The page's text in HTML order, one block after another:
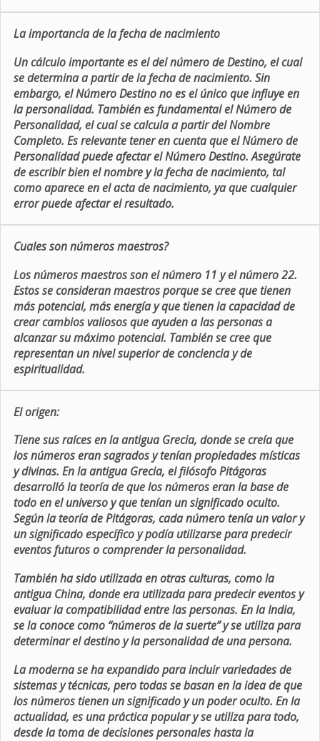
La importancia de la fecha de nacimiento
Un cálculo importante es el del número de Destino, el cual
se determina a partir de la fecha de nacimiento. Sin
embargo, el Número Destino no es el único que influye en
la personalidad. También es fundamental el Número de
Personalidad, el cual se calcula a partir del Nombre
Completo. Es relevante tener en cuenta que el Número de
Personalidad puede afectar el Número Destino. Asegúrate
de escribir bien el nombre y la fecha de nacimiento, tal
como aparece en el acta de nacimiento, ya que cualquier
error puede afectar el resultado.
Cuales son números maestros?
Los números maestros son el número 11 y el número 22.
Estos se consideran maestros porque se cree que tienen
más potencial, más energía y que tienen la capacidad de
crear cambios valiosos que ayuden a las personas a
alcanzar su máximo potencial. También se cree que
representan un nivel superior de conciencia y de
espiritualidad.
El origen:
Tiene sus raíces en la antigua Grecia, donde se creía que
los números eran sagrados y tenían propiedades místicas
y divinas. En la antigua Grecia, el filósofo Pitágoras
desarrolló la teoría de que los números eran la base de
todo en el universo y que tenían un significado oculto.
Según la teoría de Pitágoras, cada número tenía un valor y
un significado específico y podía utilizarse para predecir
eventos futuros o comprender la personalidad.
También ha sido utilizada en otras culturas, como la
antigua China, donde era utilizada para predecir eventos y
evaluar la compatibilidad entre las personas. En la India,
se la conoce como “números de la suerte” y se utiliza para
determinar el destino y la personalidad de una persona.
La moderna se ha expandido para incluir variedades de
sistemas y técnicas, pero todas se basan en la idea de que
los números tienen un significado y un poder oculto. En la
actualidad, es una práctica popular y se utiliza para todo,
desde la toma de decisiones personales hasta la